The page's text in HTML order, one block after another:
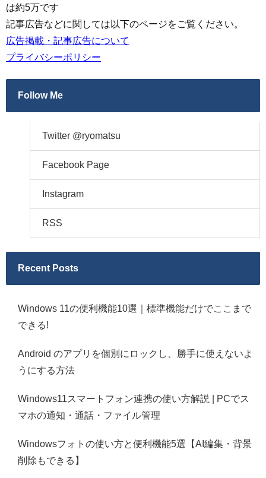
は約5万です
記事広告などに関しては以下のページをご覧ください。
広告掲載・記事広告について
プライバシーポリシー
Follow Me
Twitter @ryomatsu
Facebook Page
Instagram
RSS
Recent Posts
Windows 11の便利機能10選｜標準機能だけでここまで
できる!
Android のアプリを個別にロックし、勝手に使えないよ
うにする方法
Windows11スマートフォン連携の使い方解説 | PCでス
マホの通知・通話・ファイル管理
Windowsフォトの使い方と便利機能5選【AI編集・背景
削除もできる】